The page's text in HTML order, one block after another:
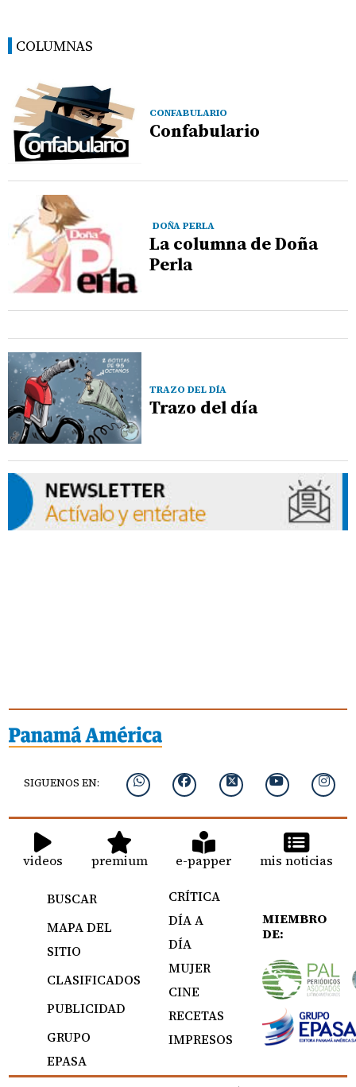
COLUMNAS
CONFABULARIO
Confabulario
DOÑA PERLA
La columna de Doña
Perla
TRAZO DEL DÍA
Trazo del día
SIGUENOS EN:
videos premium e-papper mis noticias
BUSCAR
MAPA DEL
SITIO
CLASIFICADOS
PUBLICIDAD
GRUPO
EPASA
CRÍTICA
DÍA A
DÍA
MUJER
CINE
RECETAS
IMPRESOS
MIEMBRO
DE: